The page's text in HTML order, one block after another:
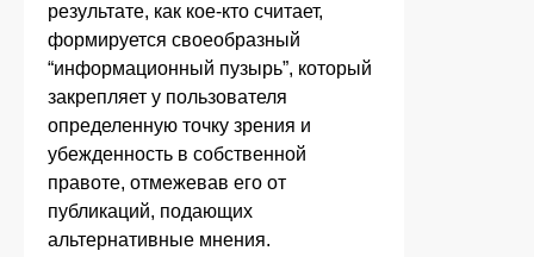
результате, как кое-кто считает,
формируется своеобразный
“информационный пузырь”, который
закрепляет у пользователя
определенную точку зрения и
убежденность в собственной
правоте, отмежевав его от
публикаций, подающих
альтернативные мнения.